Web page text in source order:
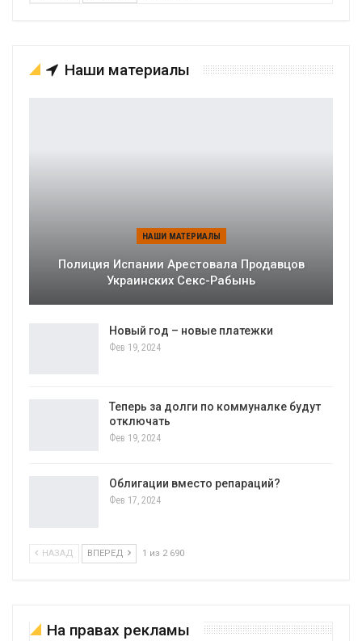
Наши материалы
НАШИ МАТЕРИАЛЫ
Полиция Испании Арестовала Продавцов
Украинских Секс-Рабынь
Новый год – новые платежки
Фев 19, 2024
Теперь за долги по коммуналке будут
отключать
Фев 19, 2024
Облигации вместо репараций?
Фев 17, 2024
НАЗАД ВПЕРЕД 1 из 2 690
На правах рекламы